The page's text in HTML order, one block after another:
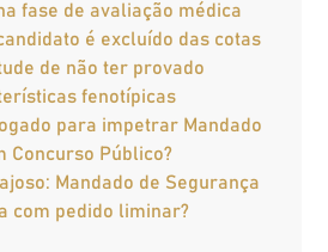
fase de avaliação médica
é excluído das cotas
de não ter provado
fenotípicas
para impetrar Mandado
Concurso Público?
Mandado de Segurança
com pedido liminar?